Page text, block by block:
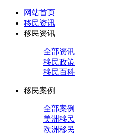
网站首页
移民资讯
移民资讯
全部资讯
移民政策
移民百科
移民案例
全部案例
美洲移民
欧洲移民